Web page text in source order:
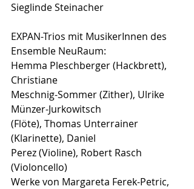
Sieglinde Steinacher
EXPAN-Trios mit MusikerInnen des
Ensemble NeuRaum:
Hemma Pleschberger (Hackbrett),
Christiane
Meschnig-Sommer (Zither), Ulrike
Münzer-Jurkowitsch
(Flöte), Thomas Unterrainer
(Klarinette), Daniel
Perez (Violine), Robert Rasch
(Violoncello)
Werke von Margareta Ferek-Petric,